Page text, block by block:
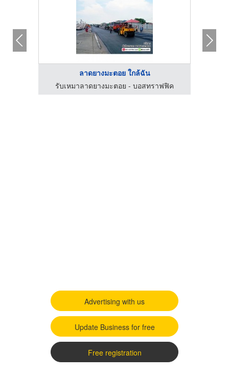
ลาดยางมะตอย ใกล้ฉัน
รับเหมาลาดยางมะตอย - บอสทราฟฟิค
Advertising with us
Update Business for free
Free registration